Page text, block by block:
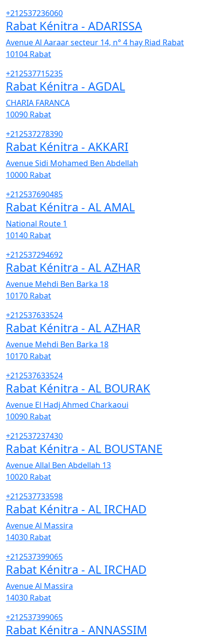
+212537236060
Rabat Kénitra - ADARISSA
Avenue Al Aaraar secteur 14, n° 4 hay Riad Rabat
10104 Rabat
+212537715235
Rabat Kénitra - AGDAL
CHARIA FARANCA
10090 Rabat
+212537278390
Rabat Kénitra - AKKARI
Avenue Sidi Mohamed Ben Abdellah
10000 Rabat
+212537690485
Rabat Kénitra - AL AMAL
National Route 1
10140 Rabat
+212537294692
Rabat Kénitra - AL AZHAR
Avenue Mehdi Ben Barka 18
10170 Rabat
+212537633524
Rabat Kénitra - AL AZHAR
Avenue Mehdi Ben Barka 18
10170 Rabat
+212537633524
Rabat Kénitra - AL BOURAK
Avenue El Hadj Ahmed Charkaoui
10090 Rabat
+212537237430
Rabat Kénitra - AL BOUSTANE
Avenue Allal Ben Abdellah 13
10020 Rabat
+212537733598
Rabat Kénitra - AL IRCHAD
Avenue Al Massira
14030 Rabat
+212537399065
Rabat Kénitra - AL IRCHAD
Avenue Al Massira
14030 Rabat
+212537399065
Rabat Kénitra - ANNASSIM